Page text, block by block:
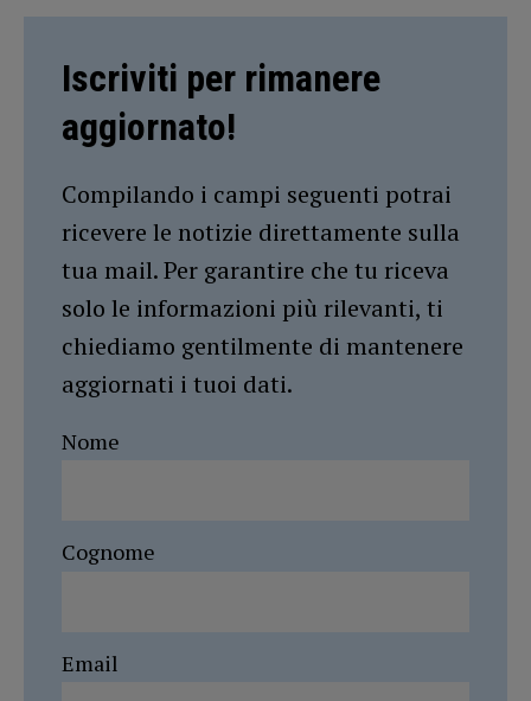
Iscriviti per rimanere
aggiornato!
Compilando i campi seguenti potrai
ricevere le notizie direttamente sulla
tua mail. Per garantire che tu riceva
solo le informazioni più rilevanti, ti
chiediamo gentilmente di mantenere
aggiornati i tuoi dati.
Nome
Cognome
Email